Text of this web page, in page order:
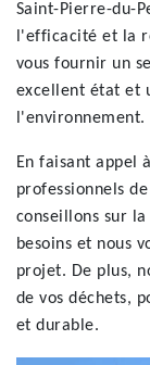
Saint-Pierre-du-
l'efficacité et la
vous fournir un
excellent état et
l'environnement.
En faisant appel
professionnels
conseillons sur
besoins et nous
projet. De plus,
de vos déchets,
et durable.